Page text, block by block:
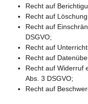
Recht auf
Recht auf
Recht auf
DSGVO;
Recht auf
Recht auf
Recht auf Widerruf
Abs. 3 DSGVO;
Recht auf